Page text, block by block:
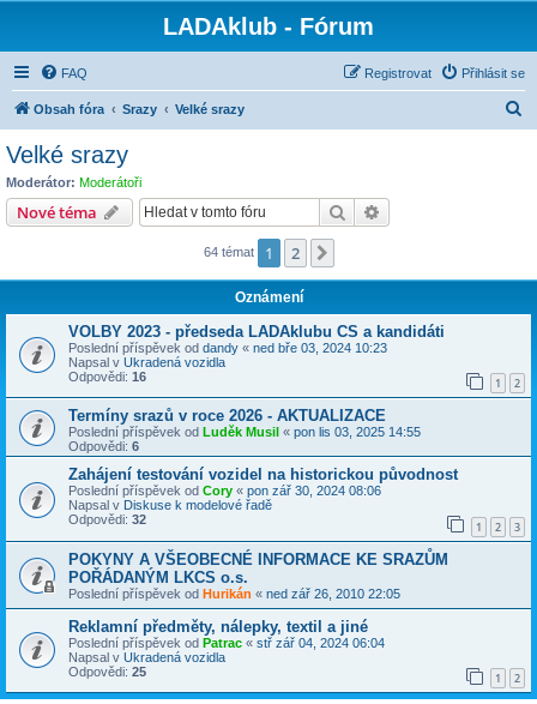
LADAklub - Fórum
FAQ Přihlásit se
Registrovat
Obsah fóra Srazy Velké srazy
Velké srazy
Moderátor: Moderátoři
Nové téma Hledat
64 témat 1 2
Oznámení
VOLBY 2023 - předseda LADAklubu CS a kandidáti
Poslední příspěvek od dandy « ned bře 03, 2024 10:23
Napsal v Ukradená vozidla
Odpovědi: 16 1 2
Termíny srazů v roce 2026 - AKTUALIZACE
Poslední příspěvek od Luděk Musil « pon lis 03, 2025 14:55
Odpovědi: 6
Zahájení testování vozidel na historickou původnost
Poslední příspěvek od Cory « pon zář 30, 2024 08:06
Napsal v Diskuse k modelové řadě
Odpovědi: 32 1 2 3
POKYNY A VŠEOBECNÉ INFORMACE KE SRAZŮM
POŘÁDANÝM LKCS o.s.
Poslední příspěvek od Hurikán « ned zář 26, 2010 22:05
Reklamní předměty, nálepky, textil a jiné
Poslední příspěvek od Patrac « stř zář 04, 2024 06:04
Napsal v Ukradená vozidla
Odpovědi: 25 1 2